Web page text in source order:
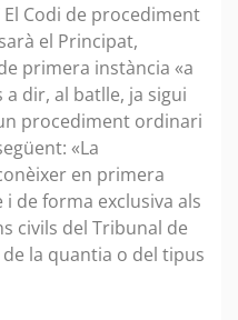
Codi de procediment
el Principat,
primera instància «a
dir, al batlle, ja sigui
procediment ordinari
«La
en primera
de forma exclusiva als
civils del Tribunal de
la quantia o del tipus